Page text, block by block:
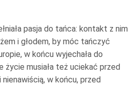
dołu
aby
zwiększyć
pasja do tańca: kontakt z nim
i głodem, by móc tańczyć
w końcu wyjechała do
życie musiała też uciekać przed
w końcu, przed